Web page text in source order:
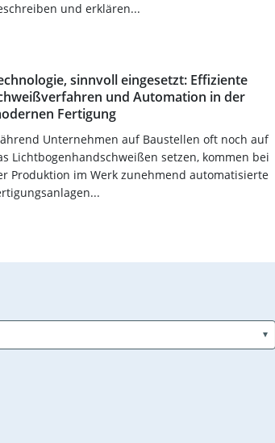
und erklären...
sinnvoll eingesetzt: Effiziente
und Automation in der
Fertigung
Unternehmen auf Baustellen oft noch auf
Lichtbogenhandschweißen setzen, kommen bei
Produktion im Werk zunehmend automatisierte